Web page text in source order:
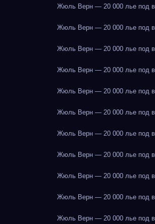
Жюль Верн — 20 000 лье под
Жюль Верн — 20 000 лье под
Жюль Верн — 20 000 лье под
Жюль Верн — 20 000 лье под
Жюль Верн — 20 000 лье под
Жюль Верн — 20 000 лье под
Жюль Верн — 20 000 лье под
Жюль Верн — 20 000 лье под
Жюль Верн — 20 000 лье под
Жюль Верн — 20 000 лье под
Жюль Верн — 20 000 лье под